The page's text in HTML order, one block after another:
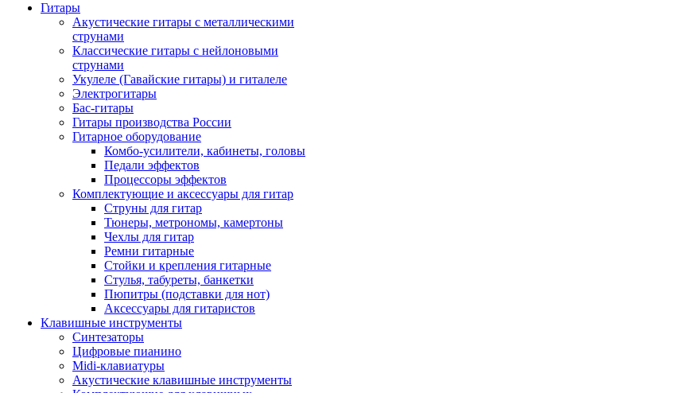
Гитары
Акустические гитары с металлическими
струнами
Классические гитары с нейлоновыми
струнами
Укулеле (Гавайские гитары) и гиталеле
Электрогитары
Бас-гитары
Гитары производства России
Гитарное оборудование
Комбо-усилители, кабинеты, головы
Педали эффектов
Процессоры эффектов
Комплектующие и аксессуары для гитар
Струны для гитар
Тюнеры, метрономы, камертоны
Чехлы для гитар
Ремни гитарные
Стойки и крепления гитарные
Стулья, табуреты, банкетки
Пюпитры (подставки для нот)
Аксессуары для гитаристов
Клавишные инструменты
Синтезаторы
Цифровые пианино
Midi-клавиатуры
Акустические клавишные инструменты